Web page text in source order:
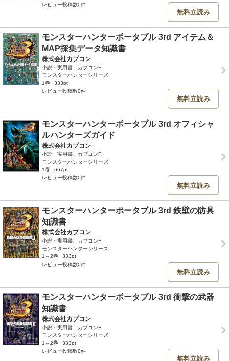
レビュー投稿数0件
無料立読み
モンスターハンターポータブル 3rd アイテム＆
MAP採集データ知識書
株式会社カプコン
小説・実用書、カプコンF
モンスターハンターシリーズ
1巻
333pt
レビュー投稿数0件
無料立読み
モンスターハンターポータブル 3rd オフィシャ
ルハンターズガイド
株式会社カプコン
小説・実用書、カプコンF
モンスターハンターシリーズ
1巻
667pt
レビュー投稿数0件
無料立読み
モンスターハンターポータブル 3rd 鉄壁の防具
知識書
株式会社カプコン
小説・実用書、カプコンF
モンスターハンターシリーズ
1～2巻
333pt
レビュー投稿数0件
無料立読み
モンスターハンターポータブル 3rd 衝撃の武器
知識書
株式会社カプコン
小説・実用書、カプコンF
モンスターハンターシリーズ
1～2巻
333pt
レビュー投稿数0件
無料立読み